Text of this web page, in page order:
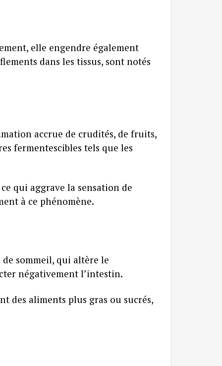
elle engendre également
dans les tissus, sont notés
accrue de crudités, de fruits,
fermentescibles tels que les
qui aggrave la sensation de
à ce phénomène.
sommeil, qui altère le
négativement l’intestin.
des aliments plus gras ou sucrés,